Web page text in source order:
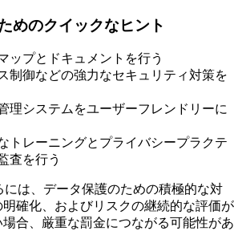
めのクイックなヒント
ップとドキュメントを行う
制御などの強力なセキュリティ対策を
理システムをユーザーフレンドリーに
トレーニングとプライバシープラクテ
査を行う
には、データ保護のための積極的な対
確化、およびリスクの継続的な評価が
合、厳重な罰金につながる可能性があ